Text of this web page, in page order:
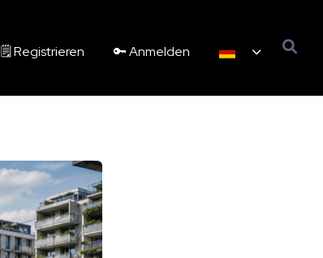
🗒️ Registrieren 🔑 Anmelden